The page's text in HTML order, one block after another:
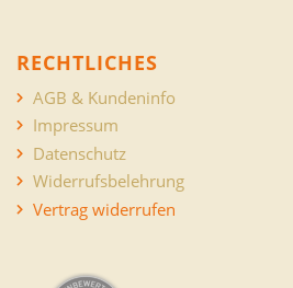
RECHTLICHES
AGB & Kundeninfo
Impressum
Datenschutz
Widerrufsbelehrung
Vertrag widerrufen